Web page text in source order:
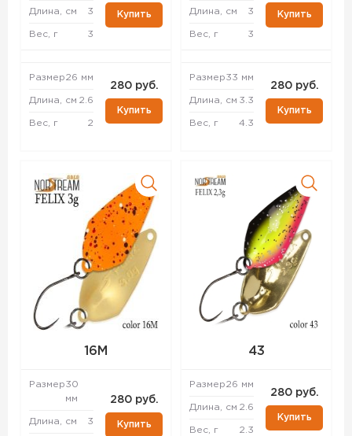
Длина, см 3
Вес, г 3
Купить
Размер26 мм
Длина, см 2.6
Вес, г 2
280 руб.
Купить
Длина, см 3
Вес, г 3
Купить
Размер33 мм
Длина, см 3.3
Вес, г 4.3
280 руб.
Купить
16M
Размер30
мм
Длина, см 3
280 руб.
Купить
43
Размер26 мм
Длина, см 2.6
Вес, г 2.3
280 руб.
Купить